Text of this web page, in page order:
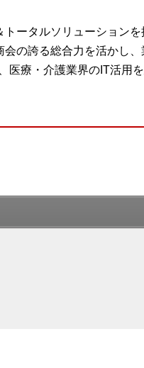
ータルソリューションを
の誇る総合力を活かし
医療・介護業界のIT活用